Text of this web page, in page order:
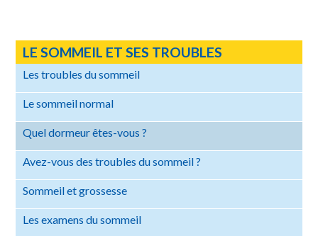
LE SOMMEIL ET SES TROUBLES
Les troubles du sommeil
Le sommeil normal
Quel dormeur êtes-vous ?
Avez-vous des troubles du sommeil ?
Sommeil et grossesse
Les examens du sommeil